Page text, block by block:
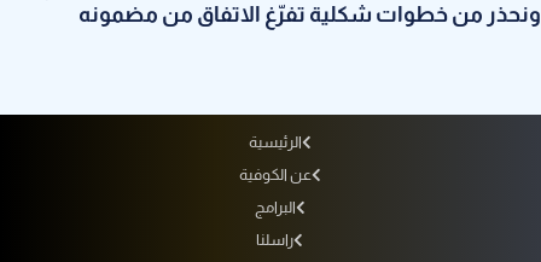
ونحذر من خطوات شكلية تفرّغ الاتفاق من مضمونه
الرئيسية
عن الكوفية
البرامج
راسلنا